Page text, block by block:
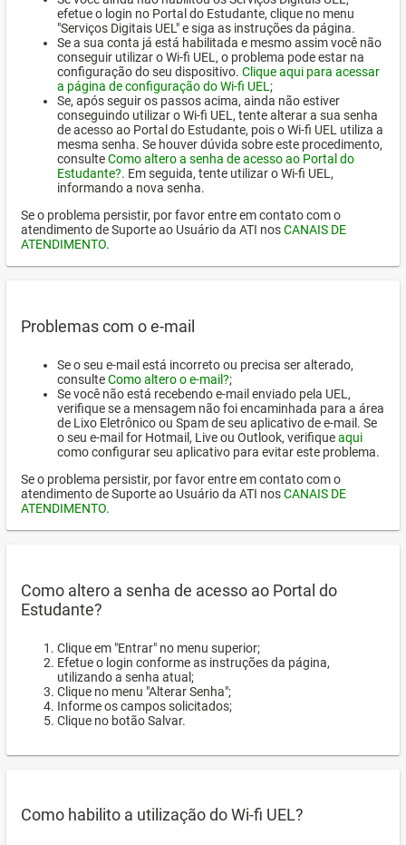
efetue o login no Portal do Estudante, clique no menu
"Serviços Digitais UEL" e siga as instruções da página.
Se a sua conta já está habilitada e mesmo assim você não
conseguir utilizar o Wi-fi UEL, o problema pode estar na
configuração do seu dispositivo. Clique aqui para acessar
a página de configuração do Wi-fi UEL ;
Se, após seguir os passos acima, ainda não estiver
conseguindo utilizar o Wi-fi UEL, tente alterar a sua senha
de acesso ao Portal do Estudante, pois o Wi-fi UEL utiliza a
mesma senha. Se houver dúvida sobre este procedimento,
consulteComo altero a senha de acesso ao Portal do
Estudante?. Em seguida, tente utilizar o Wi-fi UEL,
informando a nova senha.
Se o problema persistir, por favor entre em contato com o
atendimento de Suporte ao Usuário da ATI nosCANAIS DE
ATENDIMENTO.
Problemas com o e-mail
Se o seu e-mail está incorreto ou precisa ser alterado,
consulteComo altero o e-mail?;
Se você não está recebendo e-mail enviado pela UEL,
verifique se a mensagem não foi encaminhada para a área
de Lixo Eletrônico ou Spam de seu aplicativo de e-mail. Se
o seu e-mail for Hotmail, Live ou Outlook, verifiqueaqui
como configurar seu aplicativo para evitar este problema.
Se o problema persistir, por favor entre em contato com o
atendimento de Suporte ao Usuário da ATI nosCANAIS DE
ATENDIMENTO.
Como altero a senha de acesso ao Portal do
Estudante?
Clique em "Entrar" no menu superior;
Efetue o login conforme as instruções da página,
utilizando a senha atual;
Clique no menu "Alterar Senha";
Informe os campos solicitados;
Clique no botão Salvar.
Como habilito a utilização do Wi-fi UEL?